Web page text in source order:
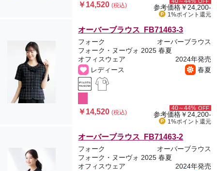
￥14,520(税込) 参考価格￥24,200-
1%ポイント 還元
オーバーブラウス FB71463-3
フォーク
オーバーブラウス
フォーク・ヌーヴォ 2025 春夏
オフィスウェア
2024年発売
レディース
春夏
￥14,520(税込)
40～44% OFF
参考価格￥24,200-
1%ポイント 還元
オーバーブラウス FB71463-2
フォーク
オーバーブラウス
フォーク・ヌーヴォ 2025 春夏
オフィスウェア
2024年発売